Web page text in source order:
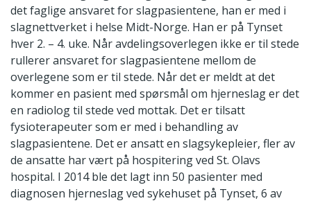
det faglige ansvaret for slagpasientene, han er med i
slagnettverket i helse Midt-Norge. Han er på Tynset
hver 2. – 4. uke. Når avdelingsoverlegen ikke er til stede
rullerer ansvaret for slagpasientene mellom de
overlegene som er til stede. Når det er meldt at det
kommer en pasient med spørsmål om hjerneslag er det
en radiolog til stede ved mottak. Det er tilsatt
fysioterapeuter som er med i behandling av
slagpasientene. Det er ansatt en slagsykepleier, fler av
de ansatte har vært på hospitering ved St. Olavs
hospital. I 2014 ble det lagt inn 50 pasienter med
diagnosen hjerneslag ved sykehuset på Tynset, 6 av